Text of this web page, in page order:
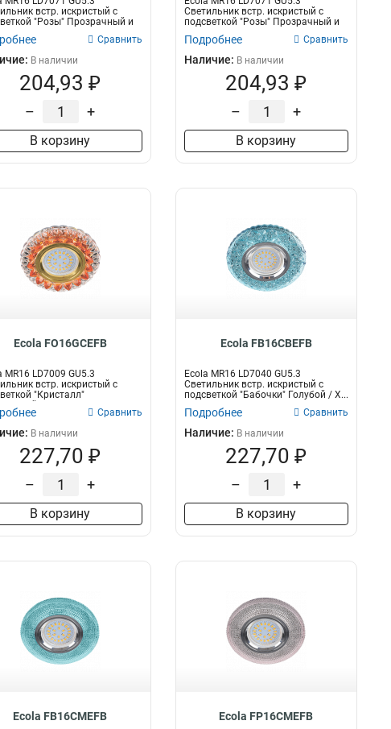
встр. искристый с
"Розы" Прозрачный и
Сравнить
В наличии
204,93 ₽
– +
В корзину
Светильник встр. искристый с
подсветкой "Розы" Прозрачный и
Подробнее Сравнить
Наличие: В наличии
204,93 ₽
– +
В корзину
Ecola FO16GCEFB
MR16 LD7009 GU5.3
встр. искристый с
"Кристалл"
Сравнить
В наличии
227,70 ₽
– +
В корзину
Ecola FB16CBEFB
Ecola MR16 LD7040 GU5.3
Светильник встр. искристый с
подсветкой "Бабочки" Голубой / Х...
Подробнее Сравнить
Наличие: В наличии
227,70 ₽
– +
В корзину
Ecola FB16CMEFB Ecola FP16CMEFB